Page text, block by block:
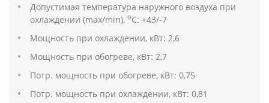
Допустимая температура наружного воздуха при
охлаждении (max/min), оС: +43/-7
Мощность при охлаждении, кВт: 2,6
Мощность при обогреве, кВт: 2,7
Потр. мощность при обогреве, кВт: 0,75
Потр. мощность при охлаждении, кВт: 0,81